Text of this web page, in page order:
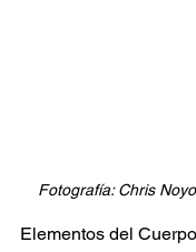
Fotografía: Chris
Elementos del